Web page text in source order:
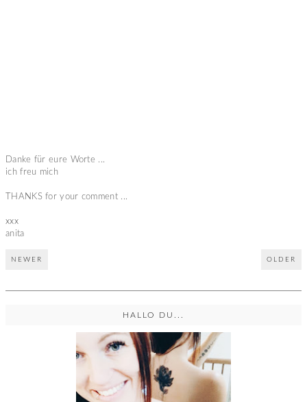
Danke für eure Worte ...
ich freu mich
THANKS for your comment ...
xxx
anita
NEWER OLDER
HALLO DU...